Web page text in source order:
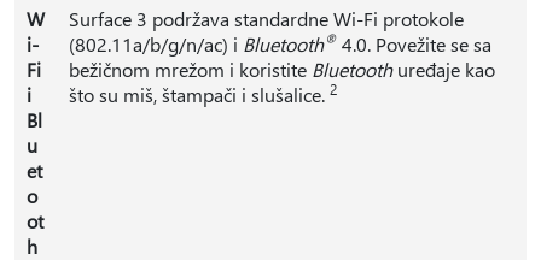
W
i-
Fi
i
Bl
u
et
o
ot
h
Surface 3 podržava standardne Wi-Fi protokole
(802.11a/b/g/n/ac) i Bluetooth® 4.0. Povežite se sa
bežičnom mrežom i koristite Bluetoothuređaje kao
što su miš, štampači i slušalice. 2